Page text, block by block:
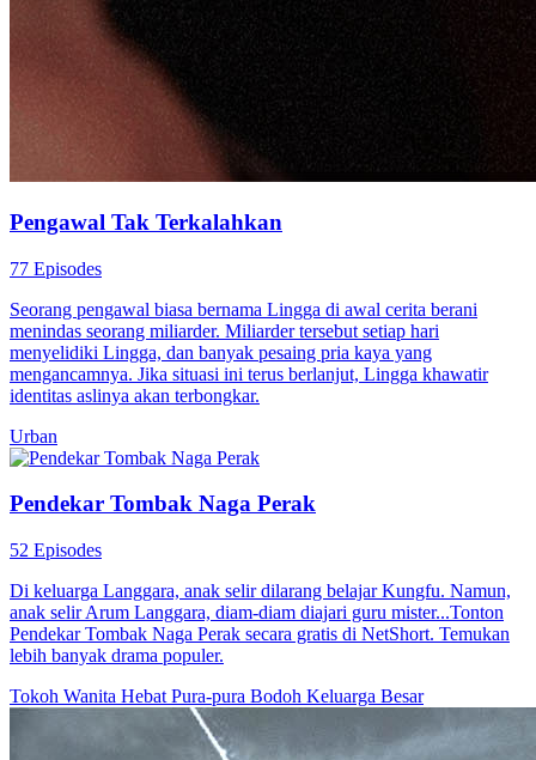
Pengawal Tak Terkalahkan
77 Episodes
Seorang pengawal biasa bernama Lingga di awal cerita berani
menindas seorang miliarder. Miliarder tersebut setiap hari
menyelidiki Lingga, dan banyak pesaing pria kaya yang
mengancamnya. Jika situasi ini terus berlanjut, Lingga khawatir
identitas aslinya akan terbongkar.
Urban
Pendekar Tombak Naga Perak
52 Episodes
Di keluarga Langgara, anak selir dilarang belajar Kungfu. Namun,
anak selir Arum Langgara, diam-diam diajari guru mister...Tonton
Pendekar Tombak Naga Perak secara gratis di NetShort. Temukan
lebih banyak drama populer.
Tokoh Wanita Hebat Pura-pura Bodoh Keluarga Besar